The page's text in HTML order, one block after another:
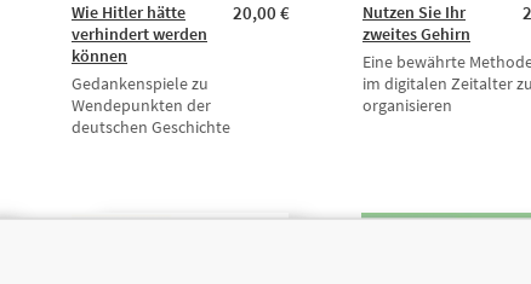
20,00 €
Wie Hitler hätte
verhindert werden
können
Gedankenspiele zu
Wendepunkten der
deutschen Geschichte
Nutzen Sie Ihr
zweites Gehirn
Eine bewährte
im digitalen Zeitalter zu
organisieren